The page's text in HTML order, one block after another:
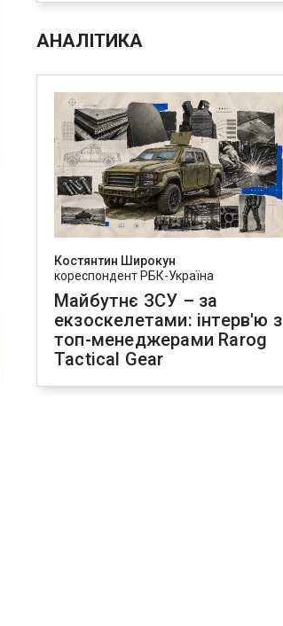
АНАЛІТИКА
Костянтин Широкун
кореспондент РБК-Україна
Майбутнє ЗСУ – за
екзоскелетами: інтерв'ю з
топ-менеджерами Rarog
Tactical Gear